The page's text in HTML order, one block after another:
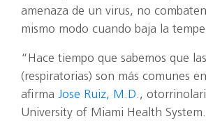
amenaza de un virus, no
mismo modo cuando baja la
“Hace tiempo que sabemos que
(respiratorias) son más comunes
afirma Jose Ruiz, M.D.,
University of Miami Health